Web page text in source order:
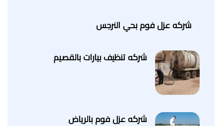
شركه عزل فوم بحي النرجس
شركه تنظيف بيارات بالقصيم
شركه عزل فوم بالرياض